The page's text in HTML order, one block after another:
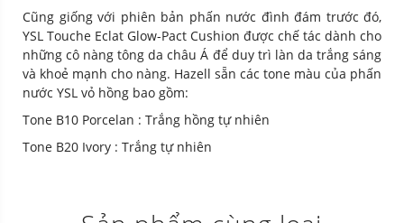
Cũng giống với phiên bản phấn nước đình đám trước đó,
YSL Touche Eclat Glow-Pact Cushion được chế tác dành cho
những cô nàng tông da châu Á để duy trì làn da trắng sáng
và khoẻ mạnh cho nàng. Hazell sẵn các tone màu của phấn
nước YSL vỏ hồng bao gồm:
Tone B10 Porcelan : Trắng hồng tự nhiên
Tone B20 Ivory : Trắng tự nhiên